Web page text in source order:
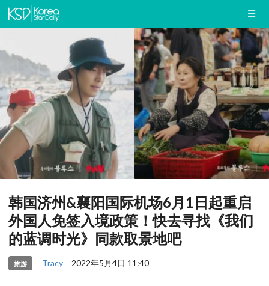
韩国济州&襄阳国际机场6月1日起重启
外国人免签入境政策！快去寻找《我们
的蓝调时光》同款取景地吧
旅游 Tracy 2022年5月4日 11:40